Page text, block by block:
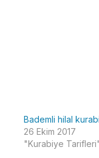
Bademli hilal
26 Ekim 2017
"Kurabiye